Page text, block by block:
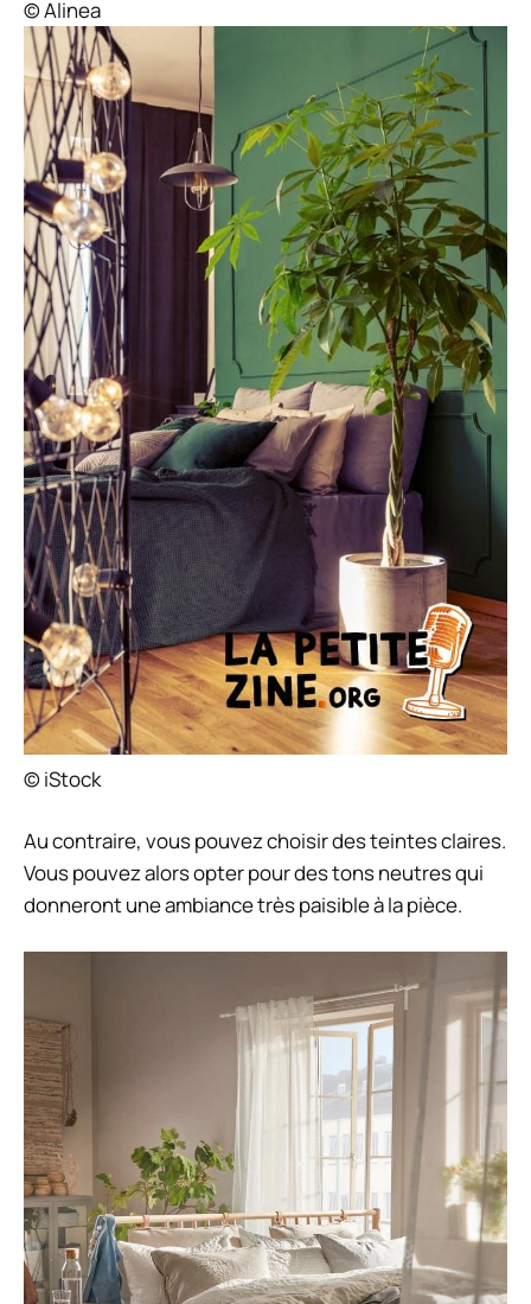
© Alinea
© iStock
Au contraire, vous pouvez choisir des teintes claires.
Vous pouvez alors opter pour des tons neutres qui
donneront une ambiance très paisible à la pièce.